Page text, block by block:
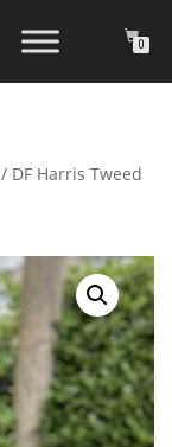
0
/ DF Harris Tweed